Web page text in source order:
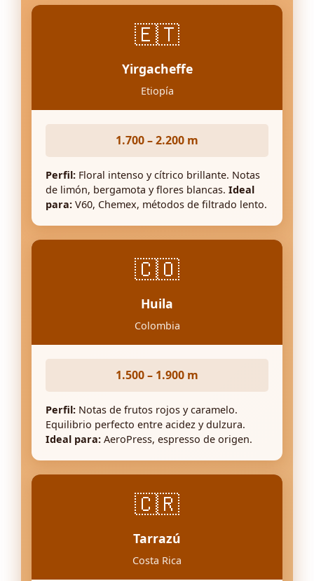
🇪🇹
Yirgacheffe
Etiopía
1.700 – 2.200 m
Perfil: Floral intenso y cítrico brillante. Notas
de limón, bergamota y flores blancas. Ideal
para: V60, Chemex, métodos de filtrado lento.
🇨🇴
Huila
Colombia
1.500 – 1.900 m
Perfil: Notas de frutos rojos y caramelo.
Equilibrio perfecto entre acidez y dulzura.
Ideal para: AeroPress, espresso de origen.
🇨🇷
Tarrazú
Costa Rica